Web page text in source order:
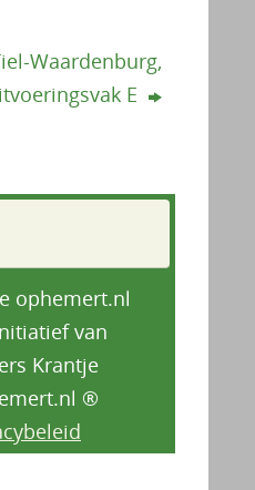
Waardenburg,
E
ophemert.nl
van
Krantje
®